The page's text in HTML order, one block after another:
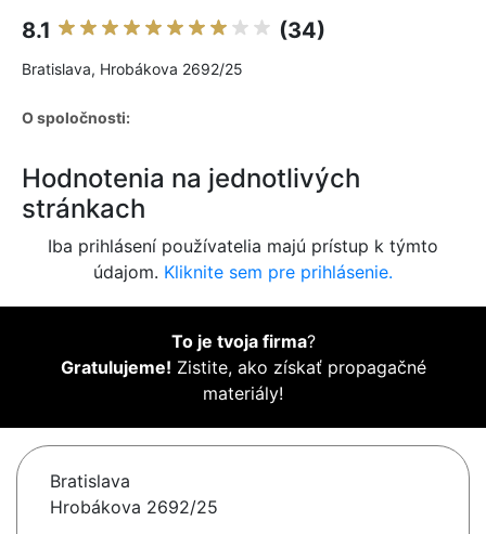
8.1 (34)
Bratislava, Hrobákova 2692/25
O spoločnosti:
Hodnotenia na jednotlivých
stránkach
Iba prihlásení používatelia majú prístup k týmto
údajom. Kliknite sem pre prihlásenie.
To je tvoja firma?
Gratulujeme! Zistite, ako získať propagačné
materiály!
Bratislava
Hrobákova 2692/25